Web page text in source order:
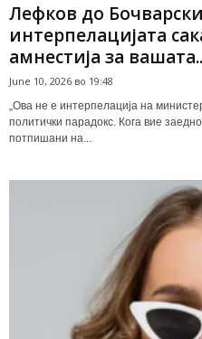
Лефков до
интерпелацијата
амнестија за
June 10, 2026 во 19:48
„Ова не е интерпелација на
политички парадокс. Кога вие
потпишани на...